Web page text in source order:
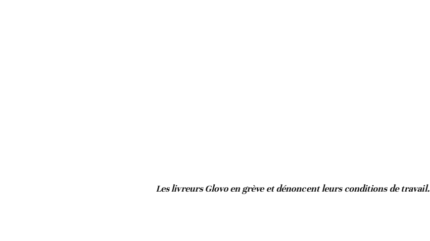
Les livreurs Glovo en grève et dénoncent leurs conditions de travail.